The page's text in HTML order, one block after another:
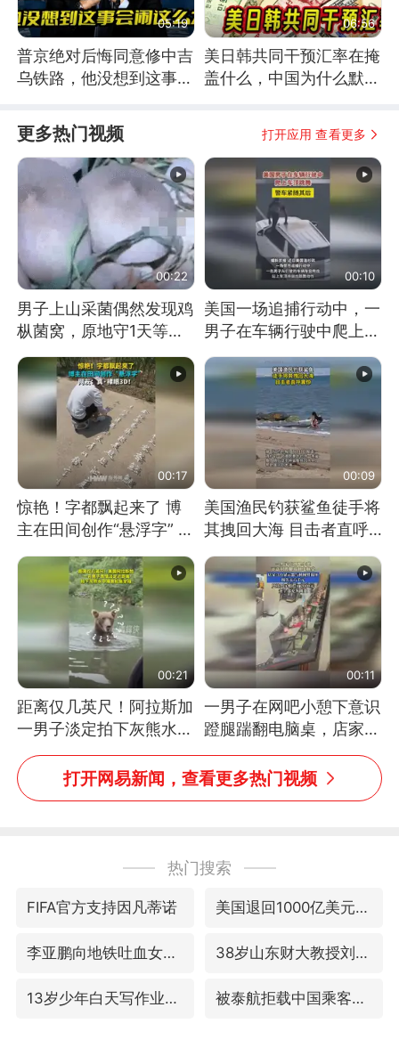
05:19
普京绝对后悔同意修中吉
乌铁路，他没想到这事会
06:56
美日韩共同干预汇率在掩
盖什么，中国为什么默
更多热门视频 打开应用 查看更多
00:22
男子上山采菌偶然发现鸡
枞菌窝，原地守1天等它
长大：挖了140多朵
00:10
美国一场追捕行动中，一
男子在车辆行驶中爬上车
顶跳舞。（新京报）
00:17
惊艳！字都飘起来了 博
主在田间创作“悬浮字” 网
友：真·裸眼3D！
00:09
美国渔民钓获鲨鱼徒手将
其拽回大海 目击者直呼
震惊 （视频来源：参考
消息）
00:21
距离仅几英尺！阿拉斯加
一男子淡定拍下灰熊水中
捕食鲑鱼全程
00:11
一男子在网吧小憩下意识
蹬腿踹翻电脑桌，店家3
台显示器与机械臂损坏
打开网易新闻，查看更多热门视频
热门搜索
FIFA官方支持因凡蒂诺 美国退回1000亿美元关税
李亚鹏向地铁吐血女孩捐99999元 38岁山东财大教授刘海明逝世
13岁少年白天写作业晚上夜市炒粉 被泰航拒载中国乘客：免费改签没兑现